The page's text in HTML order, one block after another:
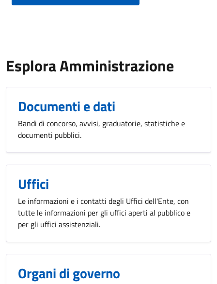
Esplora Amministrazione
Documenti e dati
Bandi di concorso, avvisi, graduatorie, statistiche e
documenti pubblici.
Uffici
Le informazioni e i contatti degli Uffici dell'Ente, con
tutte le informazioni per gli uffici aperti al pubblico e
per gli uffici assistenziali.
Organi di governo